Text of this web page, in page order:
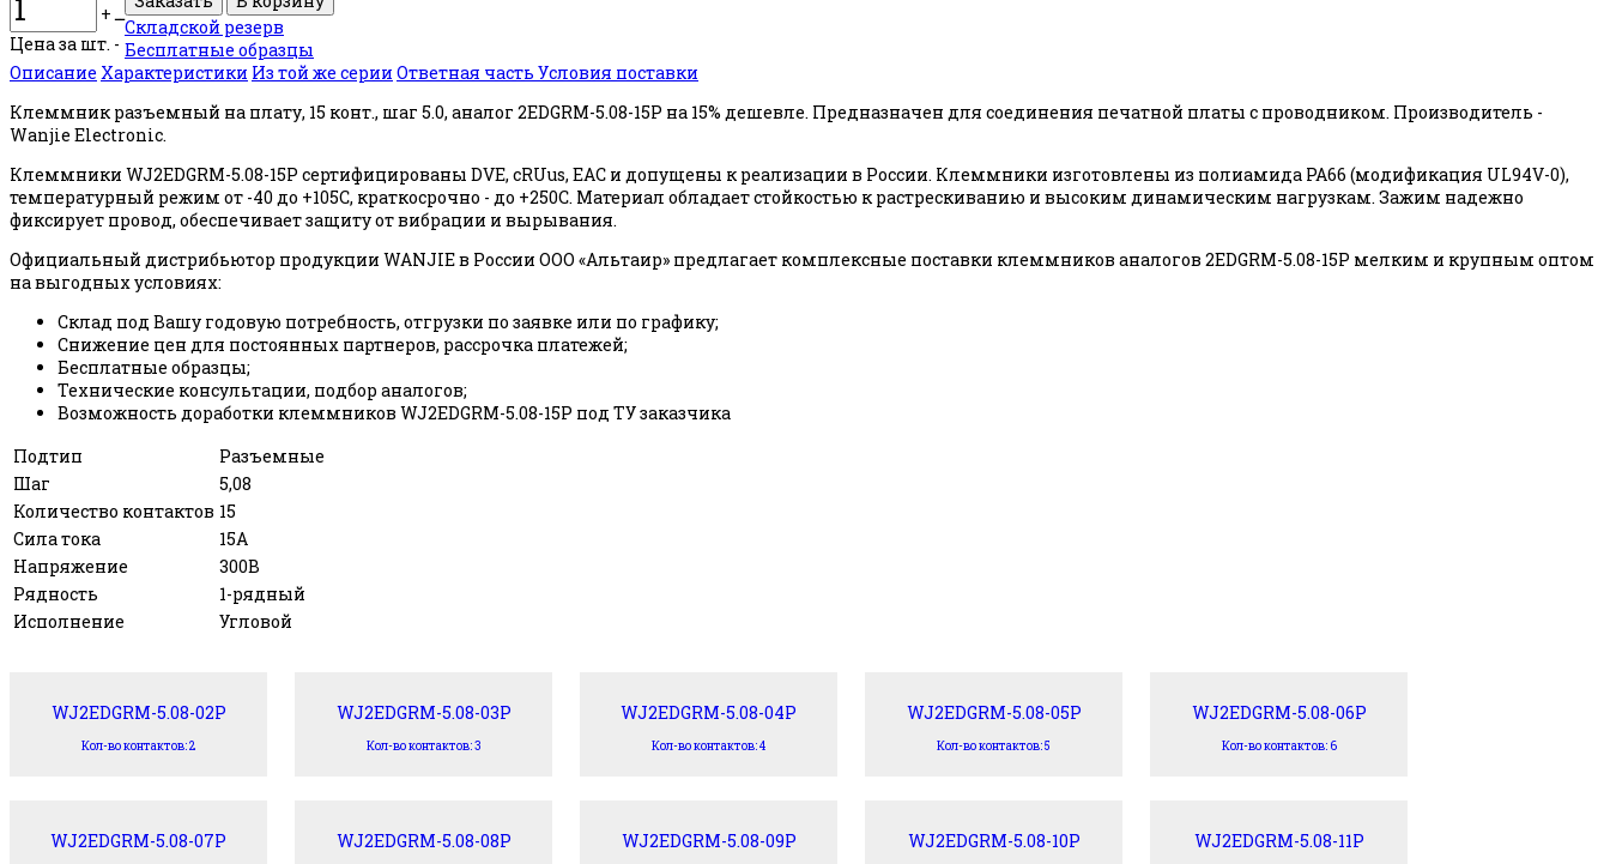
+ ــ
Цена за шт. -
Складской резерв
Бесплатные образцы
Описание Характеристики Из той же серии Ответная часть Условия поставки
Клеммник разъемный на плату, 15 конт., шаг 5.0, аналог 2EDGRM-5.08-15P на 15% дешевле. Предназначен для соединения печатной платы с проводником. Производитель -
Wanjie Electronic.
Клеммники WJ2EDGRM-5.08-15P сертифицированы DVE, cRUus, EAC и допущены к реализации в России. Клеммники изготовлены из полиамида PA66 (модификация UL94V-0),
температурный режим от -40 до +105С, краткосрочно - до +250С. Материал обладает стойкостью к растрескиванию и высоким динамическим нагрузкам. Зажим надежно
фиксирует провод, обеспечивает защиту от вибрации и вырывания.
Официальный дистрибьютор продукции WANJIE в России ООО «Альтаир» предлагает комплексные поставки клеммников аналогов 2EDGRM-5.08-15P мелким и крупным оптом
на выгодных условиях:
Склад под Вашу годовую потребность, отгрузки по заявке или по графику;
Снижение цен для постоянных партнеров, рассрочка платежей;
Бесплатные образцы;
Технические консультации, подбор аналогов;
Возможность доработки клеммников WJ2EDGRM-5.08-15P под ТУ заказчика
Подтип
Разъемные
Шаг
5,08
Количество контактов 15
Сила тока
15А
Напряжение
300В
Рядность
1-рядный
Исполнение
Угловой
WJ2EDGRM-5.08-02P
Кол-во контактов: 2
WJ2EDGRM-5.08-03P
Кол-во контактов: 3
WJ2EDGRM-5.08-04P
Кол-во контактов: 4
WJ2EDGRM-5.08-05P
Кол-во контактов: 5
WJ2EDGRM-5.08-06P
Кол-во контактов: 6
WJ2EDGRM-5.08-07P WJ2EDGRM-5.08-08P WJ2EDGRM-5.08-09P WJ2EDGRM-5.08-10P WJ2EDGRM-5.08-11P